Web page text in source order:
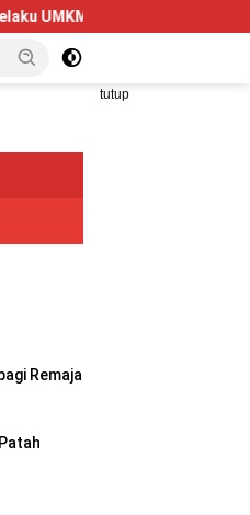
Telkom University
tutup
Remaja